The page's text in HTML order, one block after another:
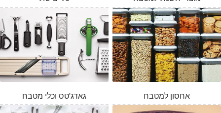
גאדג'טס וכלי מטבח אחסון למטבח